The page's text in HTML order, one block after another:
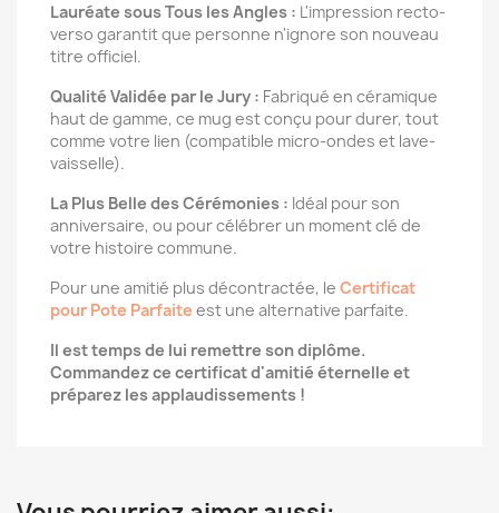
Lauréate sous Tous les Angles : L'impression recto-
verso garantit que personne n'ignore son nouveau
titre officiel.
Qualité Validée par le Jury : Fabriqué en céramique
haut de gamme, ce mug est conçu pour durer, tout
comme votre lien (compatible micro-ondes et lave-
vaisselle).
La Plus Belle des Cérémonies : Idéal pour son
anniversaire, ou pour célébrer un moment clé de
votre histoire commune.
Pour une amitié plus décontractée, le Certificat
pour Pote Parfaite est une alternative parfaite.
Il est temps de lui remettre son diplôme.
Commandez ce certificat d'amitié éternelle et
préparez les applaudissements !